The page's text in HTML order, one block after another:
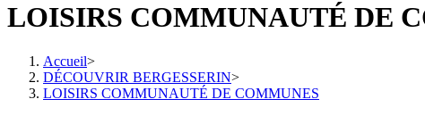
LOISIRS COMMUNAUTÉ DE
Accueil>
DÉCOUVRIR BERGESSERIN>
LOISIRS COMMUNAUTÉ DE COMMUNES